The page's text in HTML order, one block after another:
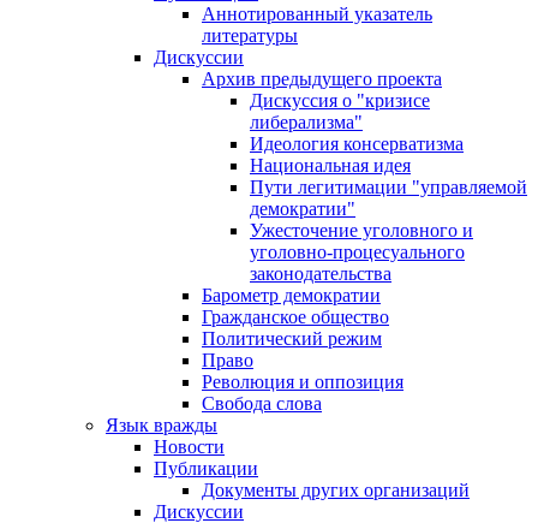
Аннотированный указатель
литературы
Дискуссии
Архив предыдущего проекта
Дискуссия о "кризисе
либерализма"
Идеология консерватизма
Национальная идея
Пути легитимации "управляемой
демократии"
Ужесточение уголовного и
уголовно-процесуального
законодательства
Барометр демократии
Гражданское общество
Политический режим
Право
Революция и оппозиция
Свобода слова
Язык вражды
Новости
Публикации
Документы других организаций
Дискуссии